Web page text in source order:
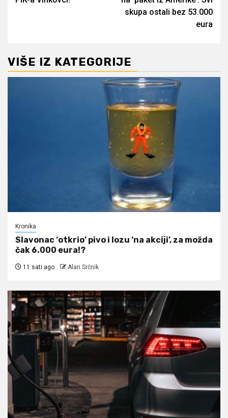
skupa ostali bez 53.000
eura
VIŠE IZ KATEGORIJE
Kronika
Slavonac ‘otkrio’ pivo i lozu ‘na akciji’, za možda
čak 6.000 eura!?
11 sati ago Alan Srčnik